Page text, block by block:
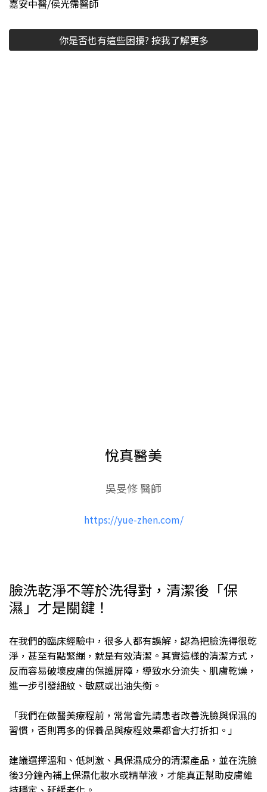
嘉安中醫/侯光霈醫師
你是否也有這些困擾? 按我了解更多
悅真醫美
吳旻修 醫師
https://yue-zhen.com/
臉洗乾淨不等於洗得對，清潔後「保
濕」才是關鍵！
在我們的臨床經驗中，很多人都有誤解，認為把臉洗得很乾
淨，甚至有點緊繃，就是有效清潔。其實這樣的清潔方式，
反而容易破壞皮膚的保護屏障，導致水分流失、肌膚乾燥，
進一步引發細紋、敏感或出油失衡。
「我們在做醫美療程前，常常會先請患者改善洗臉與保濕的
習慣，否則再多的保養品與療程效果都會大打折扣。」
建議選擇溫和、低刺激、具保濕成分的清潔產品，並在洗臉
後3分鐘內補上保濕化妝水或精華液，才能真正幫助皮膚維